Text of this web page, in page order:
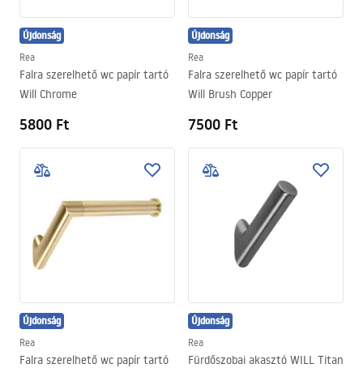
Újdonság
Rea
Falra szerelhető wc papír tartó
Will Chrome
5800 Ft
Újdonság
Rea
Falra szerelhető wc papír tartó
Will Brush Copper
7500 Ft
Újdonság
Rea
Falra szerelhető wc papír tartó
Újdonság
Rea
Fürdőszobai akasztó WILL Titan